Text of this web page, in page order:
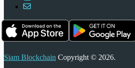
Siam Blockchain Copyright © 2026.